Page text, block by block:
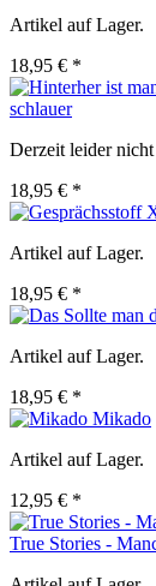
Artikel auf Lager.
18,95 € *
schlauer
Derzeit leider
18,95 € *
Artikel auf Lager.
18,95 € *
Artikel auf Lager.
18,95 € *
Mikado
Artikel auf Lager.
12,95 € *
True Stories -